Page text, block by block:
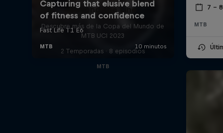
7 –
MTB
Beyond the Line
Descubre más de la Copa del Mundo de
MTB UCI 2023
2 Temporadas · 8 episodios
MTB